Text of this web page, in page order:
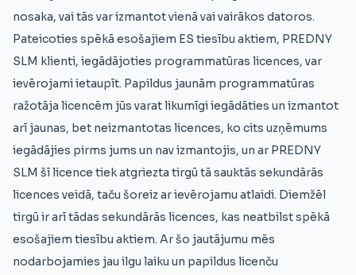
nosaka, vai tās var izmantot vienā vai vairākos datoros.
Pateicoties spēkā esošajiem ES tiesību aktiem, PREDNY
SLM klienti, iegādājoties programmatūras licences, var
ievērojami ietaupīt. Papildus jaunām programmatūras
ražotāja licencēm jūs varat likumīgi iegādāties un izmantot
arī jaunas, bet neizmantotas licences, ko cits uzņēmums
iegādājies pirms jums un nav izmantojis, un ar PREDNY
SLM šī licence tiek atgriezta tirgū tā sauktās sekundārās
licences veidā, taču šoreiz ar ievērojamu atlaidi. Diemžēl
tirgū ir arī tādas sekundārās licences, kas neatbilst spēkā
esošajiem tiesību aktiem. Ar šo jautājumu mēs
nodarbojamies jau ilgu laiku un papildus licenču